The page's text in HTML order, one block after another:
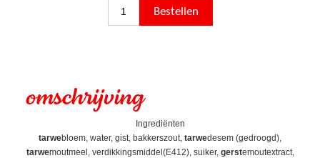
omschrijving
Ingrediënten
tarwebloem, water, gist, bakkerszout, tarwedesem (gedroogd),
tarwemoutmeel, verdikkingsmiddel(E412), suiker, gerstemoutextract,